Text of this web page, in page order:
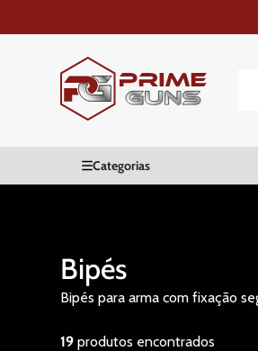
Bipés
Bipés para arma com fixação
19produtos